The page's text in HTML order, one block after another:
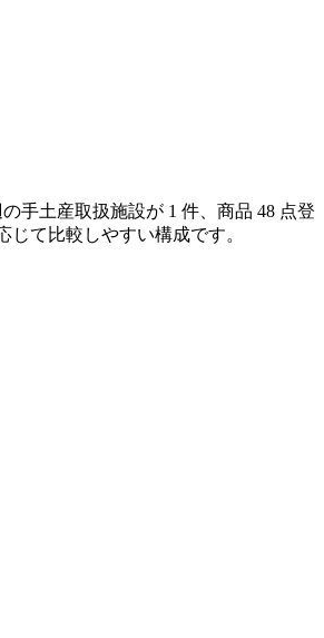
手土産取扱施設が 1 件、商品 48 点登
て比較しやすい構成です。